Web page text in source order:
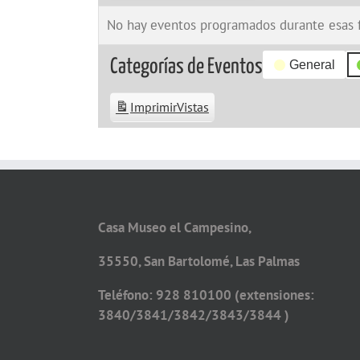
No hay eventos programados durante esas
Categorías de Eventos General
ImprimirVistas
Casa Museo el Campesino,
35550, San Bartolomé, Las Palmas
Teléfono: 928 810100 (extensiones:
3840/3841/3842/3843/3844 )